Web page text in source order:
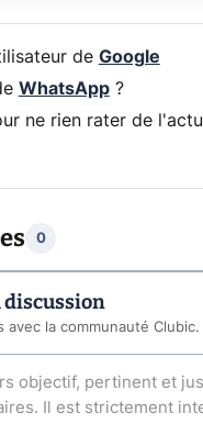
de Google
WhatsApp?
ne rien rater de l'actu
0
discussion
avec la communauté Clubic.